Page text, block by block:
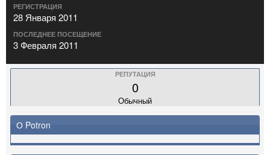
РЕГИСТРАЦИЯ
28 Января 2011
ПОСЛЕДНЕЕ ПОСЕЩЕНИЕ
3 Февраля 2011
РЕПУТАЦИЯ
0
Обычный
О Potron